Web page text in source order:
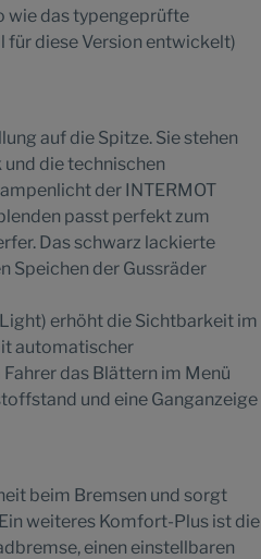
wie das typengeprüfte
für diese Version entwickelt)
auf die Spitze. Sie stehen
und die technischen
der INTERMOT
passt perfekt zum
Das schwarz lackierte
Speichen der Gussräder
erhöht die Sichtbarkeit im
automatischer
das Blättern im Menü
und eine Ganganzeige
beim Bremsen und sorgt
weiteres Komfort-Plus ist die
einen einstellbaren